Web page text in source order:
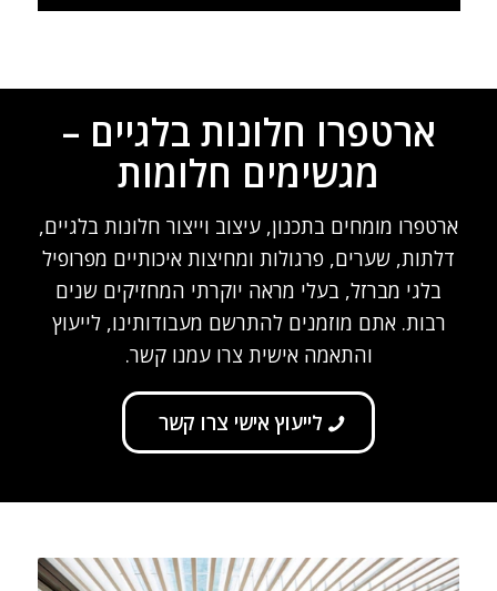
ארטפרו חלונות בלגיים –
מגשימים חלומות
ארטפרו מומחים בתכנון, עיצוב וייצור חלונות בלגיים,
דלתות, שערים, פרגולות ומחיצות איכותיים מפרופיל
בלגי מברזל, בעלי מראה יוקרתי המחזיקים שנים
רבות. אתם מוזמנים להתרשם מעבודותינו, לייעוץ
והתאמה אישית צרו עמנו קשר.
לייעוץ אישי צרו קשר